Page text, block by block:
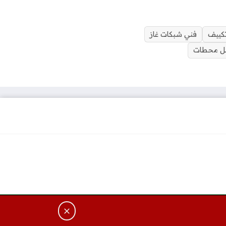
فني شبكات غاز
محطات